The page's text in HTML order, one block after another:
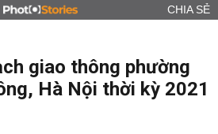
CHIA SẺ
giao thông phường
Hà Nội thời kỳ 2021